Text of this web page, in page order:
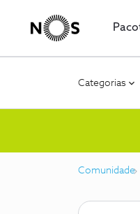
Categorias
Comunidade